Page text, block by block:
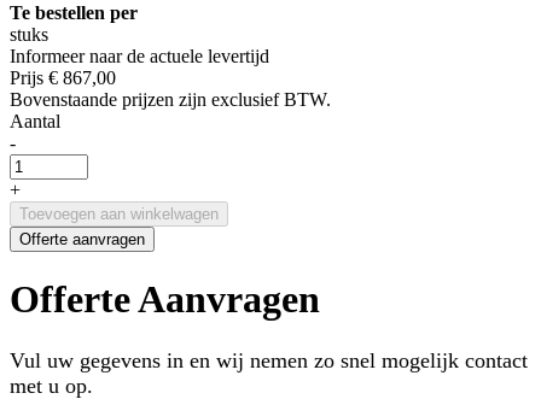
Te bestellen per
stuks
Informeer naar de actuele levertijd
Prijs € 867,00
Bovenstaande prijzen zijn exclusief BTW.
Aantal
-
+
Toevoegen aan winkelwagen
Offerte aanvragen
Offerte Aanvragen
Vul uw gegevens in en wij nemen zo snel mogelijk contact
met u op.